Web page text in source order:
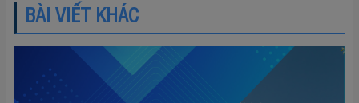
BÀI VIẾT KHÁC